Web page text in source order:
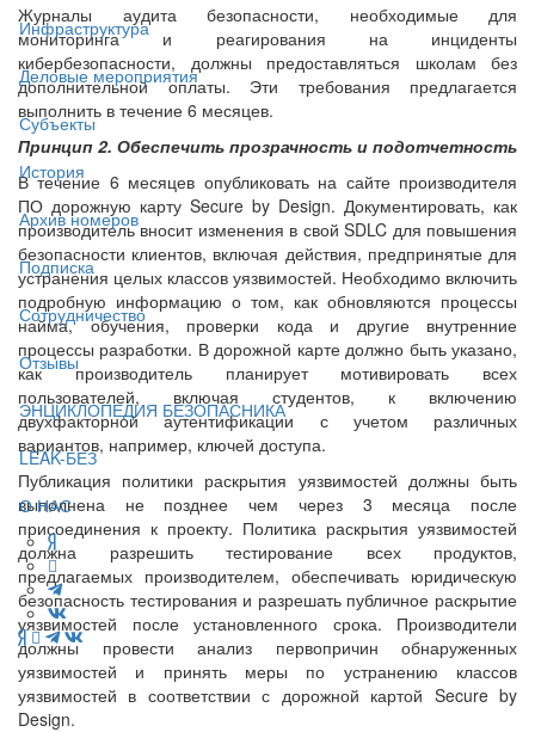
Инфраструктура
Деловые мероприятия
Субъекты
История
Архив номеров
Подписка
Сотрудничество
Отзывы
ЭНЦИКЛОПЕДИЯ БЕЗОПАСНИКА
LEAK-БЕЗ
О НАС
Журналы аудита безопасности, необходимые для
мониторинга и реагирования на инциденты
кибербезопасности, должны предоставляться школам без
дополнительной оплаты. Эти требования предлагается
выполнить в течение 6 месяцев.
Принцип 2. Обеспечить прозрачность и подотчетность
В течение 6 месяцев опубликовать на сайте производителя
ПО дорожную карту Secure by Design. Документировать, как
производитель вносит изменения в свой SDLC для повышения
безопасности клиентов, включая действия, предпринятые для
устранения целых классов уязвимостей. Необходимо включить
подробную информацию о том, как обновляются процессы
найма, обучения, проверки кода и другие внутренние
процессы разработки. В дорожной карте должно быть указано,
как производитель планирует мотивировать всех
пользователей, включая студентов, к включению
двухфакторной аутентификации с учетом различных
вариантов, например, ключей доступа.
Публикация политики раскрытия уязвимостей должны быть
выполнена не позднее чем через 3 месяца после
присоединения к проекту. Политика раскрытия уязвимостей
должна разрешить тестирование всех продуктов,
предлагаемых производителем, обеспечивать юридическую
безопасность тестирования и разрешать публичное раскрытие
уязвимостей после установленного срока. Производители
должны провести анализ первопричин обнаруженных
уязвимостей и принять меры по устранению классов
уязвимостей в соответствии с дорожной картой Secure by
Design.